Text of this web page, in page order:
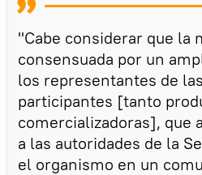
"Cabe considerar que la
consensuada por un
los representantes de
participantes [tanto
comercializadoras], que
a las autoridades de la
el organismo en un